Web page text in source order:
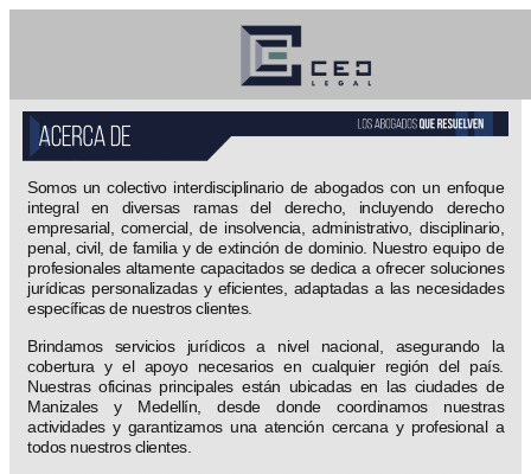
Somos un colectivo interdisciplinario de abogados con un enfoque
integral en diversas ramas del derecho, incluyendo derecho
empresarial, comercial, de insolvencia, administrativo, disciplinario,
penal, civil, de familia y de extinción de dominio. Nuestro equipo de
profesionales altamente capacitados se dedica a ofrecer soluciones
jurídicas personalizadas y eficientes, adaptadas a las necesidades
específicas de nuestros clientes.
Brindamos servicios jurídicos a nivel nacional, asegurando la
cobertura y el apoyo necesarios en cualquier región del país.
Nuestras oficinas principales están ubicadas en las ciudades de
Manizales y Medellín, desde donde coordinamos nuestras
actividades y garantizamos una atención cercana y profesional a
todos nuestros clientes.